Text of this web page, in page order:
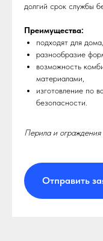
долгий срок службы
Преимущества:
подходят для
разнообразие
возможность
материалами,
изготовление по
безопасности.
Перила и ограждения
Отправить